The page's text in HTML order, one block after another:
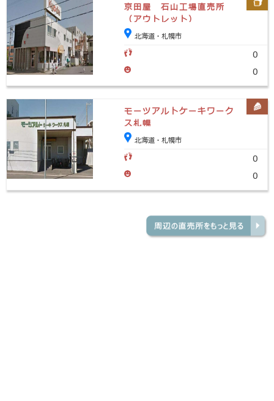
京田屋 石山工場直売所
（アウトレット）
北海道・札幌市
0
0
モーツアルトケーキワーク
ス札幌
北海道・札幌市
0
0